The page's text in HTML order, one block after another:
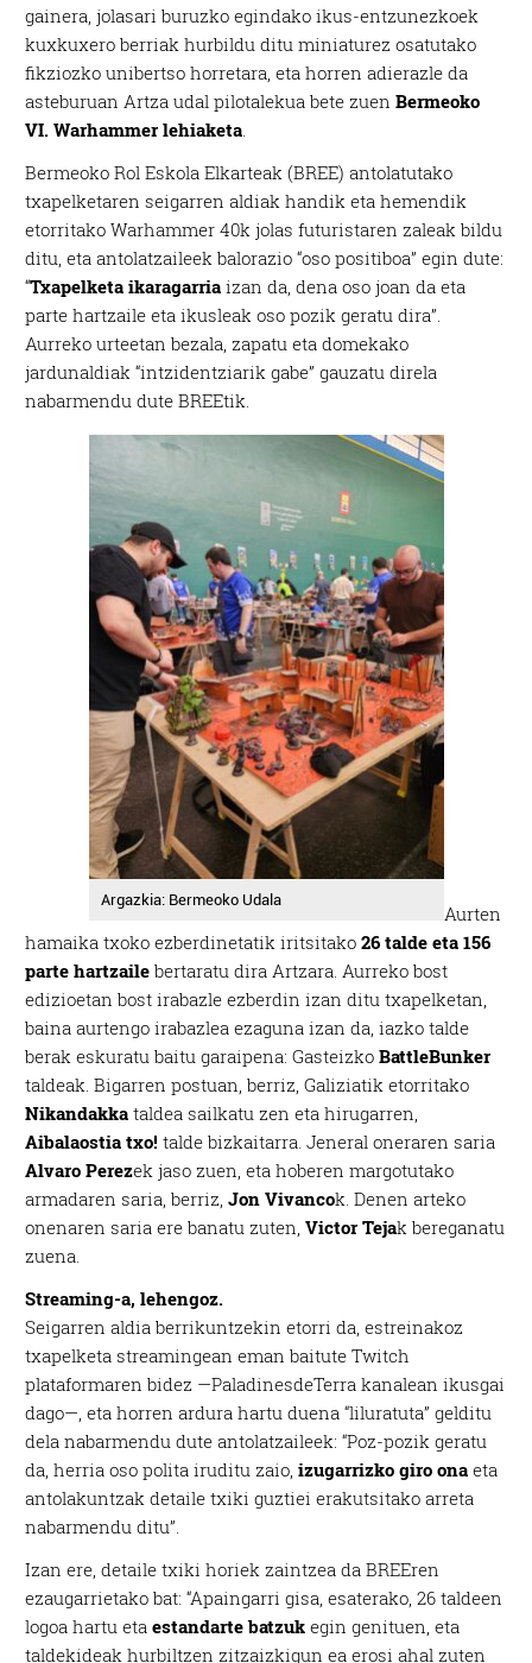
gainera, jolasari buruzko egindako ikus-entzunezkoek
kuxkuxero berriak hurbildu ditu miniaturez osatutako
fikziozko unibertso horretara, eta horren adierazle da
asteburuan Artza udal pilotalekua bete zuen Bermeoko
VI. Warhammer lehiaketa.
Bermeoko Rol Eskola Elkarteak (BREE) antolatutako
txapelketaren seigarren aldiak handik eta hemendik
etorritako Warhammer 40k jolas futuristaren zaleak bildu
ditu, eta antolatzaileek balorazio “oso positiboa” egin dute:
“Txapelketa ikaragarria izan da, dena oso joan da eta
parte hartzaile eta ikusleak oso pozik geratu dira”.
Aurreko urteetan bezala, zapatu eta domekako
jardunaldiak “intzidentziarik gabe” gauzatu direla
nabarmendu dute BREEtik.
Argazkia: Bermeoko Udala
Aurten
hamaika txoko ezberdinetatik iritsitako26 talde eta 156
parte hartzaile bertaratu dira Artzara. Aurreko bost
edizioetan bost irabazle ezberdin izan ditu txapelketan,
baina aurtengo irabazlea ezaguna izan da, iazko talde
berak eskuratu baitu garaipena: GasteizkoBattleBunker
taldeak. Bigarren postuan, berriz, Galiziatik etorritako
Nikandakka taldea sailkatu zen eta hirugarren,
Aibalaostia txo! talde bizkaitarra. Jeneral oneraren saria
Alvaro Perezek jaso zuen, eta hoberen margotutako
armadaren saria, berriz, Jon Vivancok. Denen arteko
onenaren saria ere banatu zuten,Victor Tejak bereganatu
zuena.
Streaming-a, lehengoz.
Seigarren aldia berrikuntzekin etorri da, estreinakoz
txapelketa streamingean eman baitute Twitch
plataformaren bidez —PaladinesdeTerra kanalean ikusgai
dago—, eta horren ardura hartu duena “liluratuta” gelditu
dela nabarmendu dute antolatzaileek: “Poz-pozik geratu
da, herria oso polita iruditu zaio, izugarrizko giro ona eta
antolakuntzak detaile txiki guztiei erakutsitako arreta
nabarmendu ditu”.
Izan ere, detaile txiki horiek zaintzea da BREEren
ezaugarrietako bat: “Apaingarri gisa, esaterako, 26 taldeen
logoa hartu eta estandarte batzuk egin genituen, eta
taldekideak hurbiltzen zitzaizkigun ea erosi ahal zuten